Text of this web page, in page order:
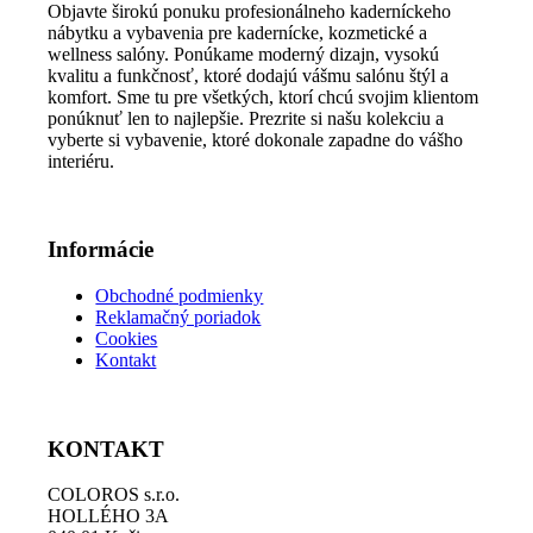
variantov.
Možnosti
si
môžete
vybrať
na
stránke
Objavte širokú ponuku profesionálneho kaderníckeho
nábytku a vybavenia pre kadernícke, kozmetické a
wellness salóny. Ponúkame moderný dizajn, vysokú
kvalitu a funkčnosť, ktoré dodajú vášmu salónu štýl a
komfort. Sme tu pre všetkých, ktorí chcú svojim klientom
ponúknuť len to najlepšie. Prezrite si našu kolekciu a
vyberte si vybavenie, ktoré dokonale zapadne do vášho
interiéru.
Informácie
Obchodné podmienky
Reklamačný poriadok
Cookies
Kontakt
KONTAKT
COLOROS s.r.o.
HOLLÉHO 3A